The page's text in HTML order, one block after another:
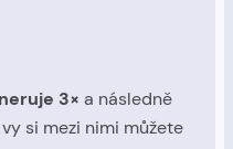
3× a následně
si mezi nimi můžete